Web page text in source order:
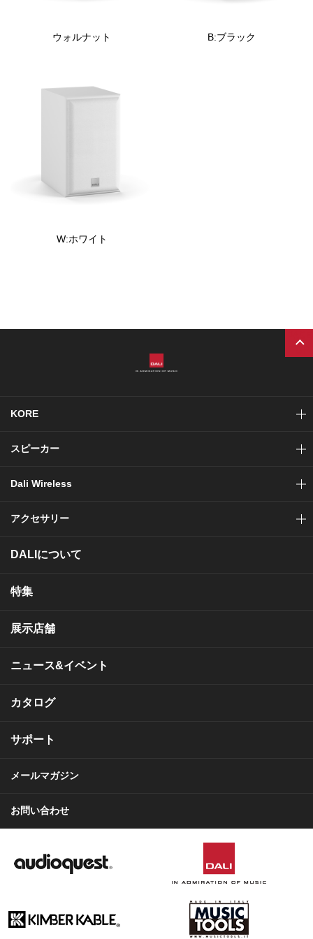
ウォルナット B:ブラック
W:ホワイト
KORE
スピーカー
Dali Wireless
アクセサリー
DALIについて
特集
展示店舗
ニュース&イベント
カタログ
サポート
メールマガジン
お問い合わせ